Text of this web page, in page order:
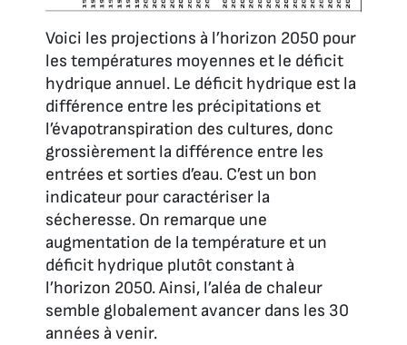
Voici les projections à l’horizon 2050 pour
les températures moyennes et le déficit
hydrique annuel. Le déficit hydrique est la
différence entre les précipitations et
l’évapotranspiration des cultures, donc
grossièrement la différence entre les
entrées et sorties d’eau. C’est un bon
indicateur pour caractériser la
sécheresse. On remarque une
augmentation de la température et un
déficit hydrique plutôt constant à
l’horizon 2050. Ainsi, l’aléa de chaleur
semble globalement avancer dans les 30
années à venir.